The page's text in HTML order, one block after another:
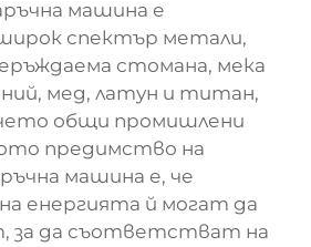
машина е
спектър метали,
стомана, мека
мед, латун и титан,
общи промишлени
предимство на
машина е, че
енергията й могат да
за да съответстват на